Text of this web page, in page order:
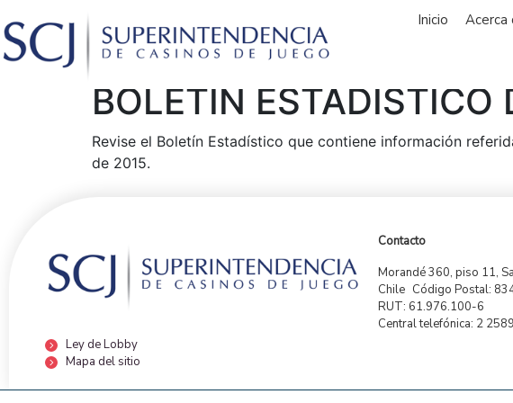
Inicio Acerca
BOLETÍN ESTADÍSTICO
Revise el Boletín Estadístico que contiene información
de 2015.
Ley de Lobby
Mapa del sitio
Contacto
Morandé 360, piso 11,
Chile Código Postal:
RUT: 61.976.100-6
Central telefónica: 2